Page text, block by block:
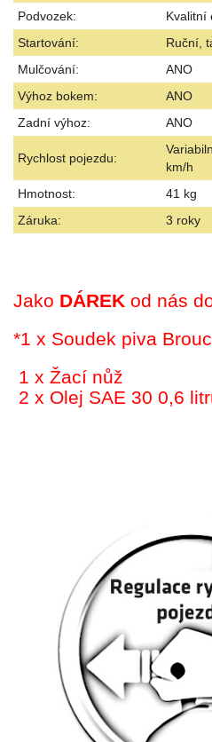
Podvozek:
Kvalitní
Startování:
Ruční,
Mulčování:
ANO
Výhoz bokem:
ANO
Zadní výhoz:
ANO
Rychlost pojezdu:
km/h
Hmotnost:
41 kg
Záruka:
3 roky
Jako DÁREK od nás
*1 x Soudek piva
1 x Žací nůž
2 x Olej SAE 30 0,6